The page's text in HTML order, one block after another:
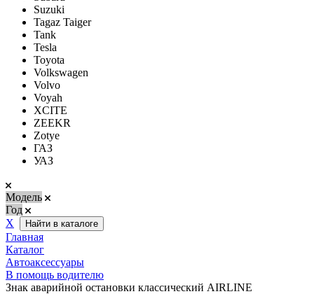
Suzuki
Tagaz Taiger
Tank
Tesla
Toyota
Volkswagen
Volvo
Voyah
XCITE
ZEEKR
Zotye
ГАЗ
УАЗ
Модель
Год
Х
Найти в каталоге
Главная
Каталог
Автоаксессуары
В помощь водителю
Знак аварийной остановки классический AIRLINE